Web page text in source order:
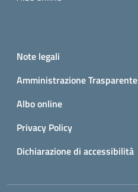
Small prints
Note legali
Amministrazione Trasparente
Albo online
Privacy Policy
Dichiarazione di accessibilità